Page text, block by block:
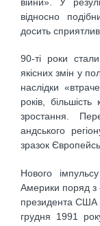
відносно
досить
90-ті роки
якісних змін у
наслідки
років,
зростання.
андського
зразок
Нового
Америки поряд з
президента США
грудня 1991